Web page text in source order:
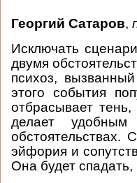
Георгий Сатаров,
Исключать
двумя
психоз,
этого события
отбрасывает
делает
обстоятельствах.
эйфория и
Она будет